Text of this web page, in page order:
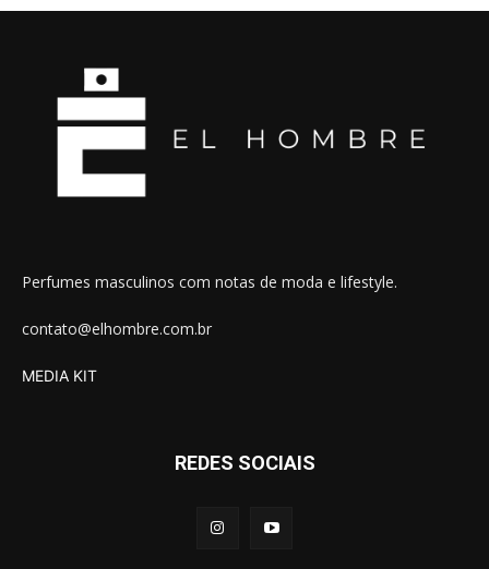
Perfumes masculinos com notas de moda e lifestyle.
contato@elhombre.com.br
MEDIA KIT
REDES SOCIAIS